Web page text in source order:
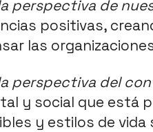
perspectiva de
positivas,
las
perspectiva del
y social que está
y estilos de vida